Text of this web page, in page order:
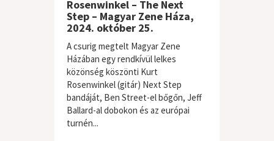
Rosenwinkel – The Next
Step – Magyar Zene Háza,
2024. október 25.
A csurig megtelt Magyar Zene
Házában egy rendkívül lelkes
közönség köszönti Kurt
Rosenwinkel (gitár) Next Step
bandáját, Ben Street-el bőgőn, Jeff
Ballard-al dobokon és az európai
turnén...